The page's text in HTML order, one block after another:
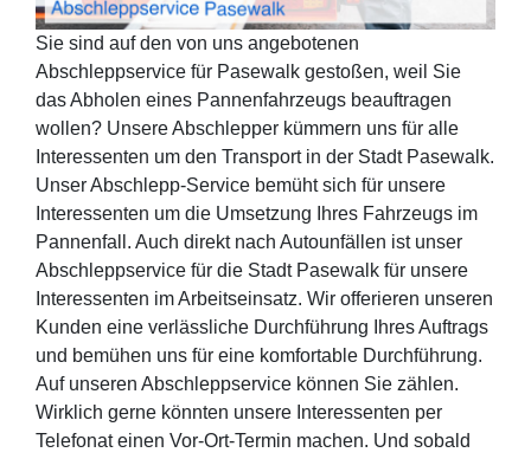
Sie sind auf den von uns angebotenen
Abschleppservice für Pasewalk gestoßen, weil Sie
das Abholen eines Pannenfahrzeugs beauftragen
wollen? Unsere Abschlepper kümmern uns für alle
Interessenten um den Transport in der Stadt Pasewalk.
Unser Abschlepp-Service bemüht sich für unsere
Interessenten um die Umsetzung Ihres Fahrzeugs im
Pannenfall. Auch direkt nach Autounfällen ist unser
Abschleppservice für die Stadt Pasewalk für unsere
Interessenten im Arbeitseinsatz. Wir offerieren unseren
Kunden eine verlässliche Durchführung Ihres Auftrags
und bemühen uns für eine komfortable Durchführung.
Auf unseren Abschleppservice können Sie zählen.
Wirklich gerne könnten unsere Interessenten per
Telefonat einen Vor-Ort-Termin machen. Und sobald